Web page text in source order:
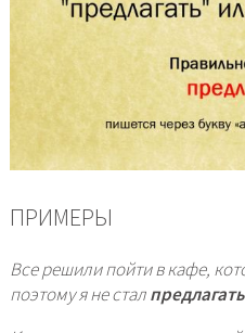
ПРИМЕРЫ
Все решили пойти в кафе,
поэтому я не сталпредлагать